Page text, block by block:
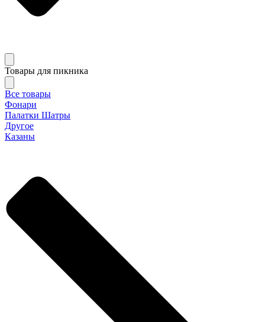
Товары для пикника
Все товары
Фонари
Палатки Шатры
Другое
Казаны